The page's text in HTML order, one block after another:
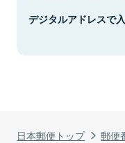
日本郵便トップ 郵便
デジタルアドレスで